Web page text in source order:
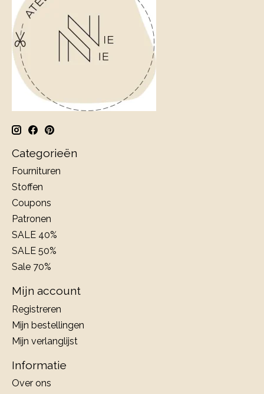
Categorieën
Fournituren
Stoffen
Coupons
Patronen
SALE 40%
SALE 50%
Sale 70%
Mijn account
Registreren
Mijn bestellingen
Mijn verlanglijst
Informatie
Over ons